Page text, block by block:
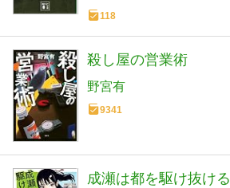
118
殺し屋の営業術
野宮有
9341
成瀬は都を駆け抜ける